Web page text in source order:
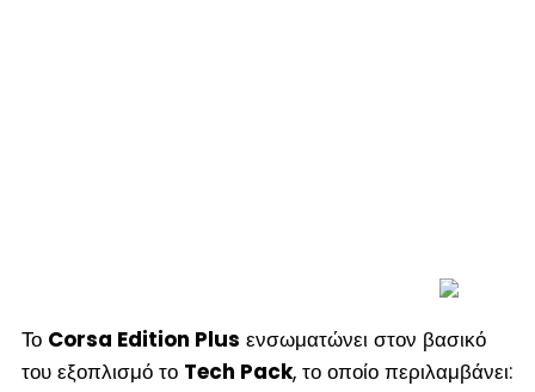
Το Corsa Edition Plus ενσωματώνει στον βασικό
του εξοπλισμό το Tech Pack, το οποίο περιλαμβάνει: